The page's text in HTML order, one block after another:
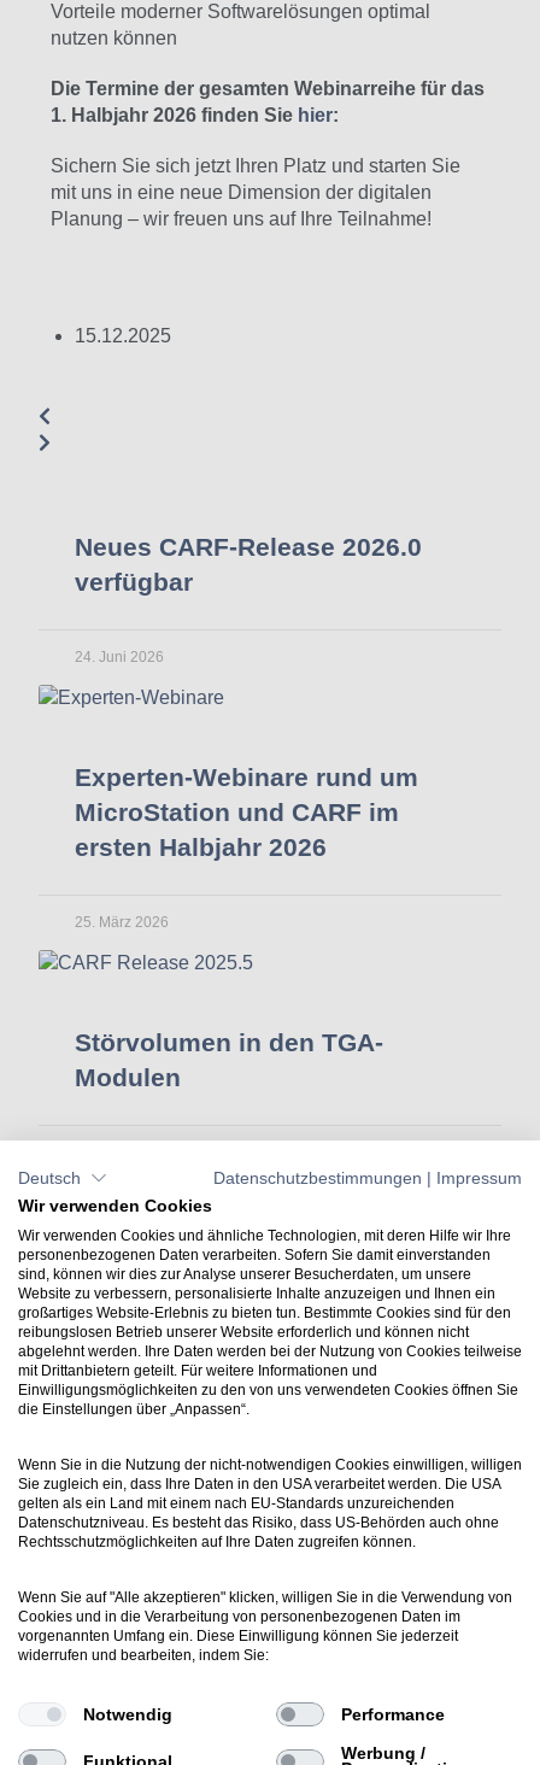
Vorteile moderner Softwarelösungen optimal
nutzen können
Die Termine der gesamten Webinarreihe für das
1. Halbjahr 2026 finden Sie hier:
Sichern Sie sich jetzt Ihren Platz und starten Sie
mit uns in eine neue Dimension der digitalen
Planung – wir freuen uns auf Ihre Teilnahme!
15.12.2025
Neues CARF-Release 2026.0
verfügbar
24. Juni 2026
Experten-Webinare rund um
MicroStation und CARF im
ersten Halbjahr 2026
25. März 2026
Störvolumen in den TGA-
Modulen
Kontakt
+49 7031 304748-0
vertrieb@luartxit.de
Support
Webticket erstellen
Newsletter
Inside LuArtX IT
inside@luartxit.de
Deutsch Datenschutzbestimmungen | Impressum
Wir verwenden Cookies
Wir verwenden Cookies und ähnliche Technologien, mit deren Hilfe wir Ihre
personenbezogenen Daten verarbeiten. Sofern Sie damit einverstanden
sind, können wir dies zur Analyse unserer Besucherdaten, um unsere
Website zu verbessern, personalisierte Inhalte anzuzeigen und Ihnen ein
großartiges Website-Erlebnis zu bieten tun. Bestimmte Cookies sind für den
reibungslosen Betrieb unserer Website erforderlich und können nicht
abgelehnt werden. Ihre Daten werden bei der Nutzung von Cookies teilweise
mit Drittanbietern geteilt. Für weitere Informationen und
Einwilligungsmöglichkeiten zu den von uns verwendeten Cookies öffnen Sie
die Einstellungen über „Anpassen“.
Wenn Sie in die Nutzung der nicht-notwendigen Cookies einwilligen, willigen
Sie zugleich ein, dass Ihre Daten in den USA verarbeitet werden. Die USA
gelten als ein Land mit einem nach EU-Standards unzureichenden
Datenschutzniveau. Es besteht das Risiko, dass US-Behörden auch ohne
Rechtsschutzmöglichkeiten auf Ihre Daten zugreifen können.
Wenn Sie auf "Alle akzeptieren" klicken, willigen Sie in die Verwendung von
Cookies und in die Verarbeitung von personenbezogenen Daten im
vorgenannten Umfang ein. Diese Einwilligung können Sie jederzeit
widerrufen und bearbeiten, indem Sie:
Notwendig Performance
Funktional
Werbung /